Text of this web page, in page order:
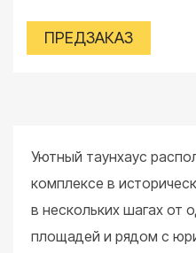
ПРЕДЗАКАЗ
Уютный таунхаус
комплексе в
в нескольких шагах от
площадей и рядом с